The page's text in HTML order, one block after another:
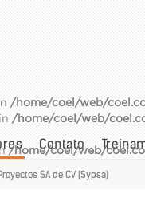
/home/coel/web/
/home/coel/web/
/home/coel/web/
Contato
SA de CV (Sypsa)